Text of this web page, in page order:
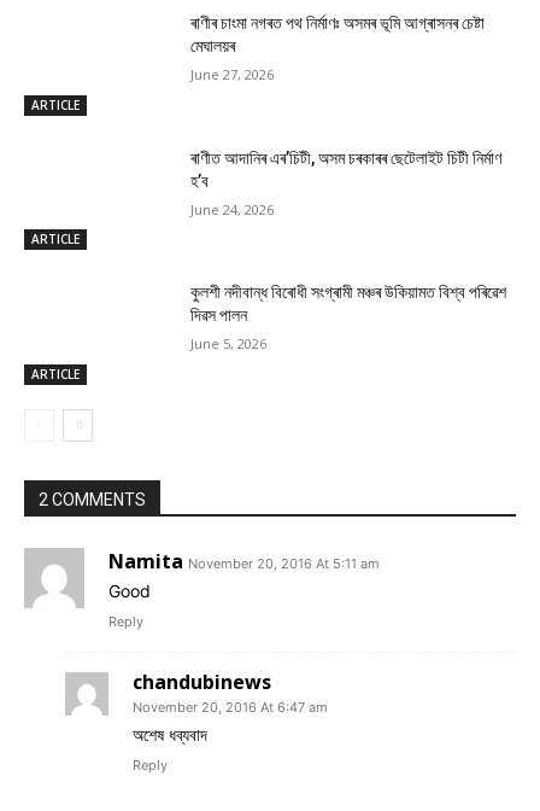
ARTICLE
ৰাণীৰ চাংমা নগৰত পথ নিৰ্মাণঃ অসমৰ ভূমি আগ্ৰাসনৰ চেষ্টা
মেঘালয়ৰ
June 27, 2026
ARTICLE
ৰাণীত আদানিৰ এৰ’চিটী, অসম চৰকাৰৰ ছেটেলাইট চিটী নিৰ্মাণ
হ’ব
June 24, 2026
ARTICLE
কুলশী নদীবান্ধ বিৰোধী সংগ্ৰামী মঞ্চৰ উকিয়ামত বিশ্ব পৰিৱেশ
দিৱস পালন
June 5, 2026
2 COMMENTS
Namita November 20, 2016 At 5:11 am
Good
Reply
chandubinews
November 20, 2016 At 6:47 am
অশেষ ধব্যবাদ
Reply